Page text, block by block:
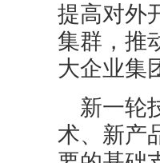
提高对外
集群，推
大企业集
新一轮
术、新产